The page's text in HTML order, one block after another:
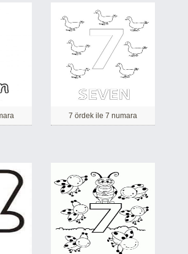
7 ördek ile 7 numara